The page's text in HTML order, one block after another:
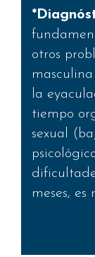
otros
la
tiempo
sexual
meses,